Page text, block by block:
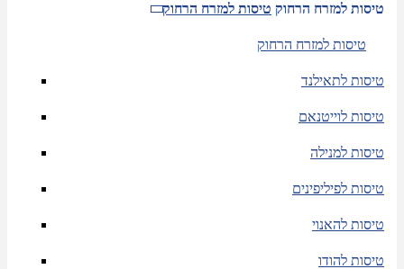
טיסות למזרח הרחוק טיסות למזרח הרחוק
טיסות למזרח הרחוק
טיסות לתאילנד
טיסות לוייטנאם
טיסות למנילה
טיסות לפיליפינים
טיסות להאנוי
טיסות להודו